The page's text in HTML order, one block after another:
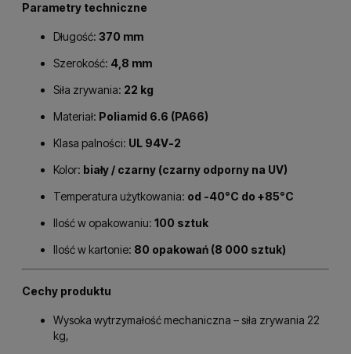
Parametry techniczne
Długość: 370 mm
Szerokość: 4,8 mm
Siła zrywania: 22 kg
Materiał: Poliamid 6.6 (PA66)
Klasa palności: UL 94V-2
Kolor: biały / czarny (czarny odporny na UV)
Temperatura użytkowania: od -40°C do +85°C
Ilość w opakowaniu: 100 sztuk
Ilość w kartonie: 80 opakowań (8 000 sztuk)
Cechy produktu
Wysoka wytrzymałość mechaniczna – siła zrywania 22
kg,